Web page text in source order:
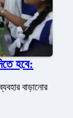
হবে:
বাড়ানোর